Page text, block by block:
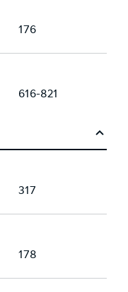
176
616-821
317
178